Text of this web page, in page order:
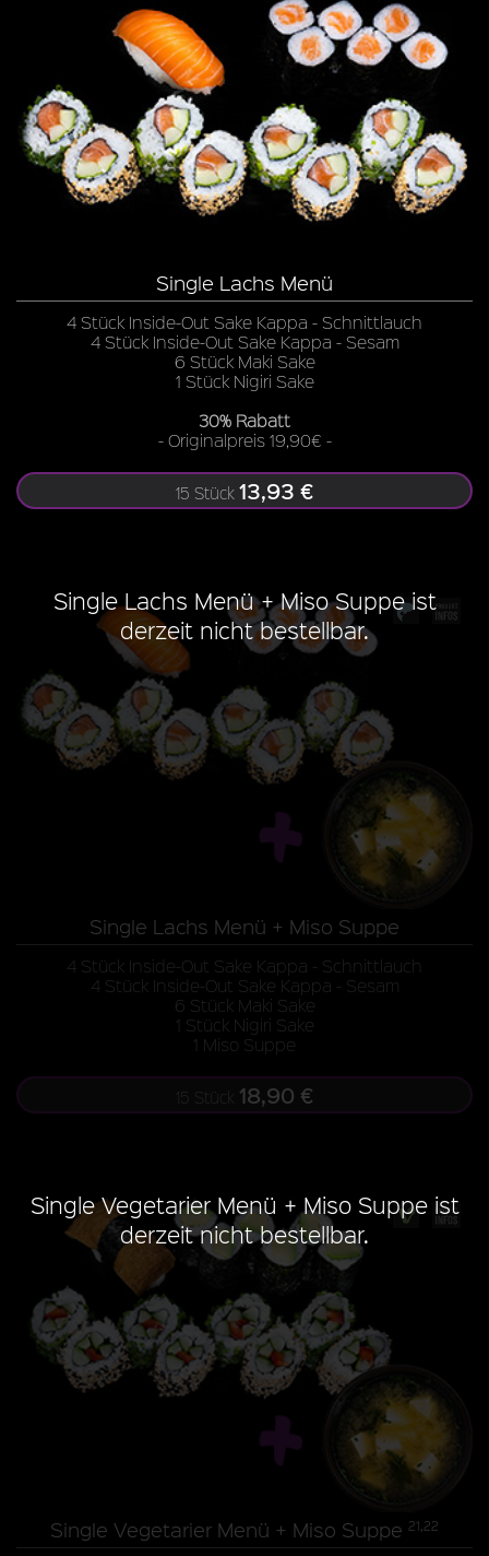
Single Lachs Menü
4 Stück Inside-Out Sake Kappa - Schnittlauch
4 Stück Inside-Out Sake Kappa - Sesam
6 Stück Maki Sake
1 Stück Nigiri Sake
30% Rabatt
- Originalpreis 19,90€ -
15 Stück 13,93 €
Single Lachs Menü + Miso Suppe ist
derzeit nicht bestellbar.
Single Lachs Menü + Miso Suppe
4 Stück Inside-Out Sake Kappa - Schnittlauch
4 Stück Inside-Out Sake Kappa - Sesam
6 Stück Maki Sake
1 Stück Nigiri Sake
1 Miso Suppe
15 Stück 18,90 €
Single Vegetarier Menü + Miso Suppe ist
derzeit nicht bestellbar.
Single Vegetarier Menü + Miso Suppe 21,22